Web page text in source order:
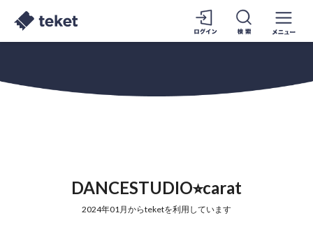
DANCESTUDIO⭐︎carat
2024年01月からteketを利用しています